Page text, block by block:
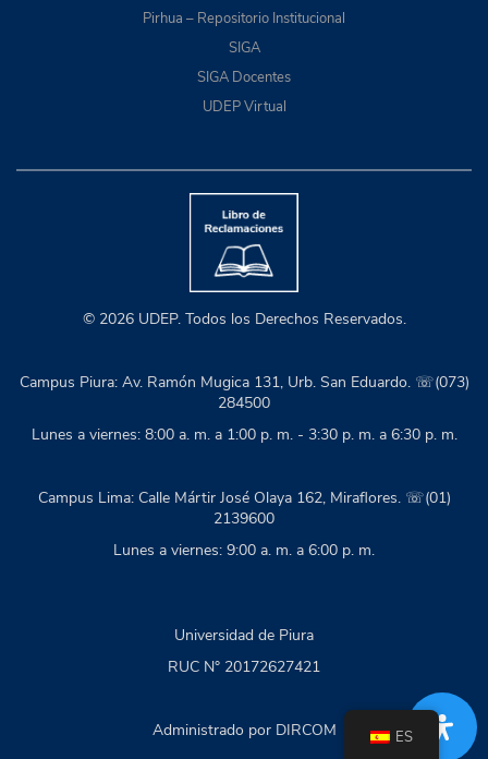
Pirhua – Repositorio Institucional
SIGA
SIGA Docentes
UDEP Virtual
© 2026 UDEP. Todos los Derechos Reservados.
Campus Piura: Av. Ramón Mugica 131, Urb. San Eduardo. ☏(073)
284500
Lunes a viernes: 8:00 a. m. a 1:00 p. m. - 3:30 p. m. a 6:30 p. m.
Campus Lima: Calle Mártir José Olaya 162, Miraflores. ☏(01)
2139600
Lunes a viernes: 9:00 a. m. a 6:00 p. m.
Universidad de Piura
RUC N° 20172627421
Administrado por DIRCOM ES